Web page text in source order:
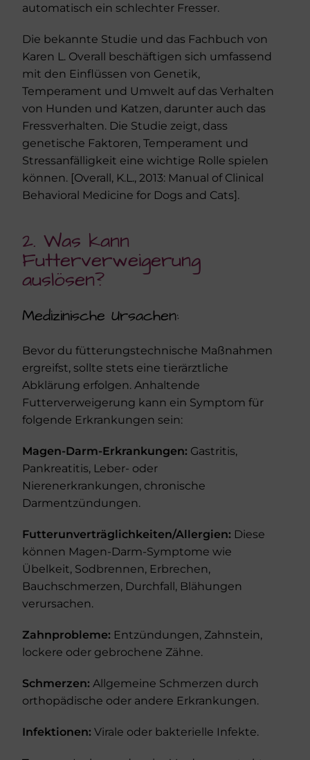
automatisch ein schlechter Fresser.
Die bekannte Studie und das Fachbuch von
Karen L. Overall beschäftigen sich umfassend
mit den Einflüssen von Genetik,
Temperament und Umwelt auf das Verhalten
von Hunden und Katzen, darunter auch das
Fressverhalten. Die Studie zeigt, dass
genetische Faktoren, Temperament und
Stressanfälligkeit eine wichtige Rolle spielen
können. [Overall, K.L., 2013: Manual of Clinical
Behavioral Medicine for Dogs and Cats].
2. Was kann
Futterverweigerung
auslösen?
Medizinische Ursachen:
Bevor du fütterungstechnische Maßnahmen
ergreifst, sollte stets eine tierärztliche
Abklärung erfolgen. Anhaltende
Futterverweigerung kann ein Symptom für
folgende Erkrankungen sein:
Magen-Darm-Erkrankungen: Gastritis,
Pankreatitis, Leber- oder
Nierenerkrankungen, chronische
Darmentzündungen.
Futterunverträglichkeiten/Allergien: Diese
können Magen-Darm-Symptome wie
Übelkeit, Sodbrennen, Erbrechen,
Bauchschmerzen, Durchfall, Blähungen
verursachen.
Zahnprobleme: Entzündungen, Zahnstein,
lockere oder gebrochene Zähne.
Schmerzen: Allgemeine Schmerzen durch
orthopädische oder andere Erkrankungen.
Infektionen: Virale oder bakterielle Infekte.